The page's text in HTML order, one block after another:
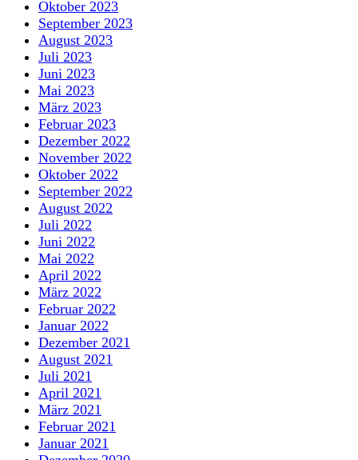
Oktober 2023
September 2023
August 2023
Juli 2023
Juni 2023
Mai 2023
März 2023
Februar 2023
Dezember 2022
November 2022
Oktober 2022
September 2022
August 2022
Juli 2022
Juni 2022
Mai 2022
April 2022
März 2022
Februar 2022
Januar 2022
Dezember 2021
August 2021
Juli 2021
April 2021
März 2021
Februar 2021
Januar 2021